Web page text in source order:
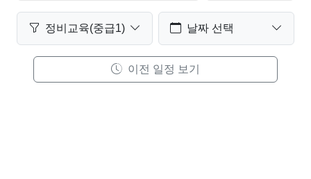
정비교육(중급1) 날짜 선택
이전 일정 보기